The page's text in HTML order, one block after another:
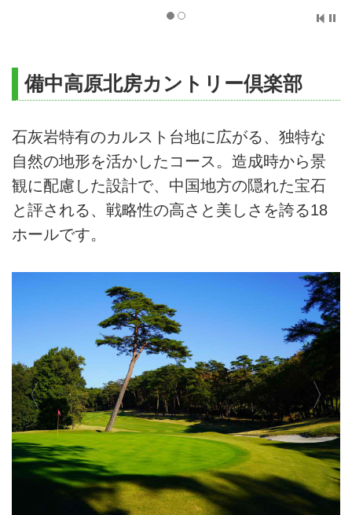
備中高原北房カントリー倶楽部
石灰岩特有のカルスト台地に広がる、独特な
自然の地形を活かしたコース。造成時から景
観に配慮した設計で、中国地方の隠れた宝石
と評される、戦略性の高さと美しさを誇る18
ホールです。